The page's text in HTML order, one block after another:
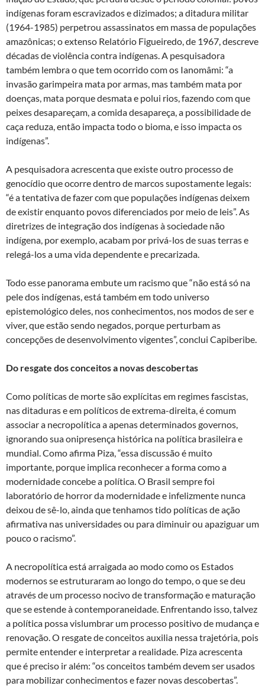
indígenas foram escravizados e dizimados; a ditadura militar
(1964-1985) perpetrou assassinatos em massa de populações
amazônicas; o extenso Relatório Figueiredo, de 1967, descreve
décadas de violência contra indígenas. A pesquisadora
também lembra o que tem ocorrido com os Ianomâmi: “a
invasão garimpeira mata por armas, mas também mata por
doenças, mata porque desmata e polui rios, fazendo com que
peixes desapareçam, a comida desapareça, a possibilidade de
caça reduza, então impacta todo o bioma, e isso impacta os
indígenas”.
A pesquisadora acrescenta que existe outro processo de
genocídio que ocorre dentro de marcos supostamente legais:
“é a tentativa de fazer com que populações indígenas deixem
de existir enquanto povos diferenciados por meio de leis”. As
diretrizes de integração dos indígenas à sociedade não
indígena, por exemplo, acabam por privá-los de suas terras e
relegá-los a uma vida dependente e precarizada.
Todo esse panorama embute um racismo que “não está só na
pele dos indígenas, está também em todo universo
epistemológico deles, nos conhecimentos, nos modos de ser e
viver, que estão sendo negados, porque perturbam as
concepções de desenvolvimento vigentes”, conclui Capiberibe.
Do resgate dos conceitos a novas descobertas
Como políticas de morte são explícitas em regimes fascistas,
nas ditaduras e em políticos de extrema-direita, é comum
associar a necropolítica a apenas determinados governos,
ignorando sua onipresença histórica na política brasileira e
mundial. Como afirma Piza, “essa discussão é muito
importante, porque implica reconhecer a forma como a
modernidade concebe a política. O Brasil sempre foi
laboratório de horror da modernidade e infelizmente nunca
deixou de sê-lo, ainda que tenhamos tido políticas de ação
afirmativa nas universidades ou para diminuir ou apaziguar um
pouco o racismo”.
A necropolítica está arraigada ao modo como os Estados
modernos se estruturaram ao longo do tempo, o que se deu
através de um processo nocivo de transformação e maturação
que se estende à contemporaneidade. Enfrentando isso, talvez
a política possa vislumbrar um processo positivo de mudança e
renovação. O resgate de conceitos auxilia nessa trajetória, pois
permite entender e interpretar a realidade. Piza acrescenta
que é preciso ir além: “os conceitos também devem ser usados
para mobilizar conhecimentos e fazer novas descobertas”.